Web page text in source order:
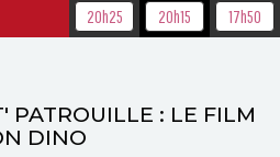
20h25
20h15
17h50
PATROUILLE : LE FILM
DINO